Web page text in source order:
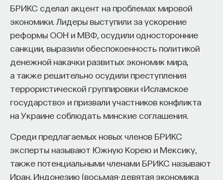
БРИКС сделал акцент на проблемах мировой
экономики. Лидеры выступили за ускорение
реформы ООН и МВФ, осудили односторонние
санкции, выразили обеспокоенность политикой
денежной накачки развитых экономик мира,
а также решительно осудили преступления
террористической группировки «Исламское
государство» и призвали участников конфликта
на Украине соблюдать минские соглашения.
Среди предлагаемых новых членов БРИКС
эксперты называют Южную Корею и Мексику,
также потенциальными членами БРИКС называют
Иран, Индонезию (восьмая-девятая экономика
«Есть представление о том, что университеты
готовят элиту, и отсюда возникает образ сложно
мыслящего, сложно устроенного человека.
Но здесь возникает и другой, гораздо более
трудный вопрос: кто вообще формирует
целеполагание университета и кто задает тот
смысл, на который он работает? Мне кажется,
университет способен быть субъектом —
не просто выполнять внешний заказ,
а самостоятельно выбирать, на какое будущее
он работает. У него должна быть собственная
позиция: сначала определить, какое будущее
он хочет создавать, а затем разворачивать это
у вас нет шансов. Поэтому дело не в том,
что был совершен подъем
предпринимательства, и не в том, что
появились новые возможности для
международной торговли. Торговля,
коммерция существовали с самого начала
не в материальных вещах. Это
изменения. Здесь играют роль две вещи:
равенство перед законом и равенство
человеческого достоинства.